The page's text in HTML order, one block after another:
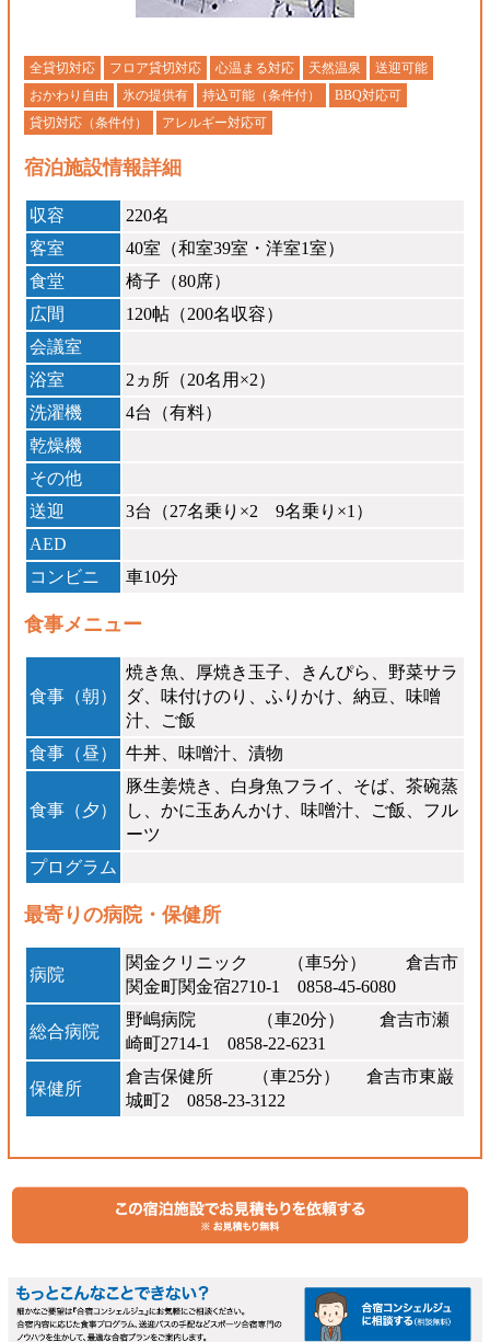
全貸切対応 フロア貸切対応 心温まる対応 天然温泉
送迎可能
おかわり自由
氷の提供有 持込可能（条件付）
BBQ対応可
貸切対応（条件付）
アレルギー対応可
宿泊施設情報詳細
収容
220名
客室
40室（和室39室・洋室1室）
食堂
椅子（80席）
広間
120帖（200名収容）
会議室
浴室
2ヵ所（20名用×2）
洗濯機
4台（有料）
乾燥機
その他
送迎
3台（27名乗り×2 9名乗り×1）
AED
コンビニ
車10分
食事メニュー
食事（朝）
焼き魚、厚焼き玉子、きんぴら、野菜サラ
ダ、味付けのり、ふりかけ、納豆、味噌
汁、ご飯
食事（昼）
牛丼、味噌汁、漬物
食事（夕）
豚生姜焼き、白身魚フライ、そば、茶碗蒸
し、かに玉あんかけ、味噌汁、ご飯、フル
ーツ
プログラム
最寄りの病院・保健所
病院
関金クリニック （車5分） 倉吉市
関金町関金宿2710-1 0858-45-6080
総合病院
野嶋病院 （車20分） 倉吉市瀬
崎町2714-1 0858-22-6231
保健所
倉吉保健所 （車25分） 倉吉市東巌
城町2 0858-23-3122